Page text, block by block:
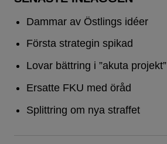
Dammar av Östlings idéer
Första strategin spikad
Lovar bättring i ”akuta projekt”
Ersatte FKU med öråd
Splittring om nya straffet